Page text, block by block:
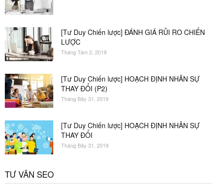
[Tư Duy Chiến lược] ĐÁNH GIÁ RỦI RO CHIẾN
LƯỢC
Tháng Tám 2, 2019
[Tư Duy Chiến lược] HOẠCH ĐỊNH NHÂN SỰ
THAY ĐỔI (P2)
Tháng Bảy 31, 2019
[Tư Duy Chiến lược] HOẠCH ĐỊNH NHÂN SỰ
THAY ĐỔI
Tháng Bảy 31, 2019
TƯ VẤN SEO